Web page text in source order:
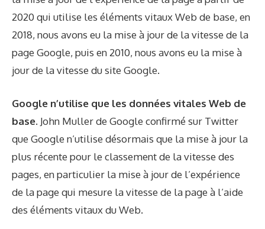
2020 qui utilise les éléments vitaux Web de base, en
2018, nous avons eu la mise à jour de la vitesse de la
page Google, puis en 2010, nous avons eu la mise à
jour de la vitesse du site Google.
Google n’utilise que les données vitales Web de
base. John Muller de Google confirmé sur Twitter
que Google n’utilise désormais que la mise à jour la
plus récente pour le classement de la vitesse des
pages, en particulier la mise à jour de l’expérience
de la page qui mesure la vitesse de la page à l’aide
des éléments vitaux du Web.